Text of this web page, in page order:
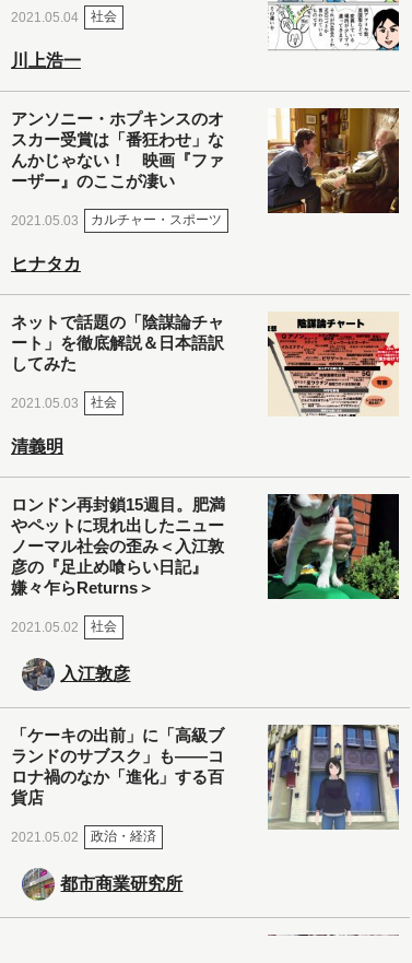
2021.05.04 社会
川上浩一
アンソニー・ホプキンスのオ
スカー受賞は「番狂わせ」な
んかじゃない！ 映画『ファ
ーザー』のここが凄い
2021.05.03 カルチャー・スポーツ
ヒナタカ
ネットで話題の「陰謀論チャ
ート」を徹底解説＆日本語訳
してみた
2021.05.03 社会
清義明
ロンドン再封鎖15週目。肥満
やペットに現れ出したニュー
ノーマル社会の歪み＜入江敦
彦の『足止め喰らい日記』
嫌々乍らReturns＞
2021.05.02 社会
入江敦彦
「ケーキの出前」に「高級ブ
ランドのサブスク」も――コ
ロナ禍のなか「進化」する百
貨店
2021.05.02 政治・経済
都市商業研究所